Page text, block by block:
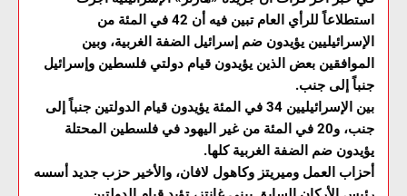
استطلاعاً للرأي العام تبين فيه أن 42 في المئة من
الإسرائيليين يؤيدون ضم إسرائيل الضفة الغربية، وبين
الموافقين بعض الذين يؤيدون قيام دولتي فلسطين وإسرائيل
جنباً إلى جنب.
بين الإسرائيليين 34 في المئة يؤيدون قيام الدولتين جنباً إلى
جنب، و20 في المئة من غير اليهود في فلسطين المحتلة
يؤيدون ضم الضفة الغربية كلها.
أحزاب العمل وميريتز وكاهول لافان، والأخير حزب جديد أسسه